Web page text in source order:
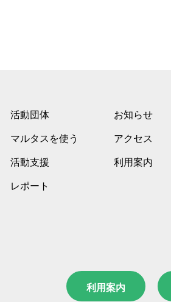
利用案内
活動団体
マルタスを使う
活動支援
レポート
お知らせ
アクセス
利用案内